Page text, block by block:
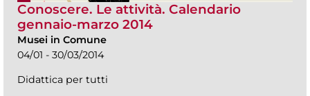
Conoscere. Le attività. Calendario
gennaio-marzo 2014
Musei in Comune
04/01 - 30/03/2014
Didattica per tutti